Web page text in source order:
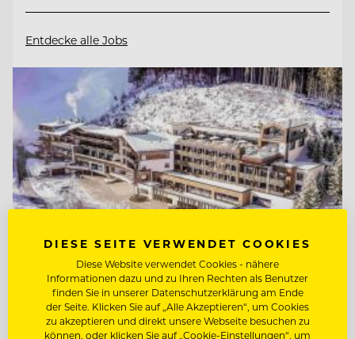
Entdecke alle Jobs
TOP ARBEITGEBER
DIESE SEITE VERWENDET COOKIES
Diese Website verwendet Cookies - nähere
Informationen dazu und zu Ihren Rechten als Benutzer
finden Sie in unserer Datenschutzerklärung am Ende
der Seite. Klicken Sie auf „Alle Akzeptieren“, um Cookies
zu akzeptieren und direkt unsere Webseite besuchen zu
können, oder klicken Sie auf „Cookie-Einstellungen“, um